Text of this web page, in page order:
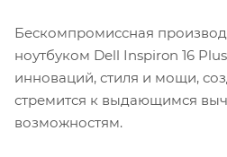
Бескомпромиссная
ноутбуком Dell Inspiron 16
инноваций, стиля и мощи,
стремится к выдающимся
возможностям.